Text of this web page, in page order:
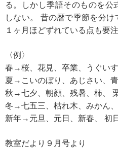
る。しかし季語そのものを公
しない。 昔の暦で季節を分
１ヶ月ほどずれている点も要注
〈例〉
春→桜、花見、卒業、うぐい
夏→こいのぼり、あじさい、
秋→七夕、朝顔、残暑、柿、
冬→七五三、枯れ木、みかん
新年→元旦、元日、新春、 初
教室だより９月号より